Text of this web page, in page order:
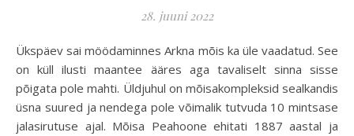
28. juuni 2022
Ükspäev sai möödaminnes Arkna mõis ka üle vaadatud. See
on küll ilusti maantee ääres aga tavaliselt sinna sisse
põigata pole mahti. Üldjuhul on mõisakompleksid sealkandis
üsna suured ja nendega pole võimalik tutvuda 10 mintsase
jalasirutuse ajal. Mõisa Peahoone ehitati 1887 aastal ja